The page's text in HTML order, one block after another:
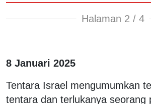
Halaman 2 / 4
8 Januari 2025
Tentara Israel mengumumkan
tentara dan terlukanya seorang